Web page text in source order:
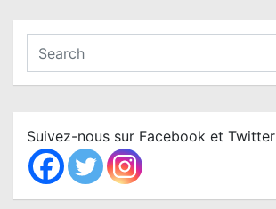
a
c
h
Suivez-nous sur Facebook et Twitter